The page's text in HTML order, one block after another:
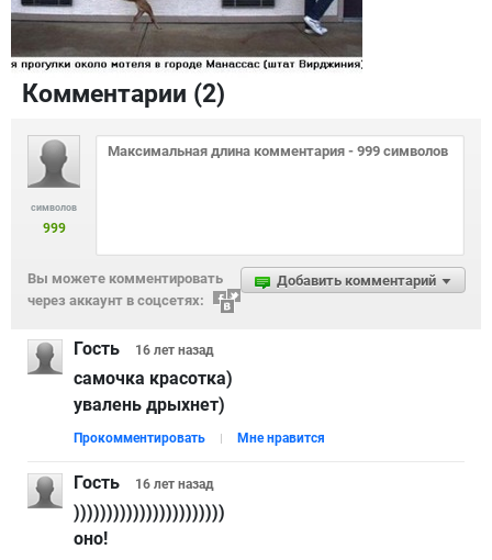
Комментарии (2)
символов
999
Добавить комментарий
Вы можете комментировать
через аккаунт в соцсетях:
Гость 16 лет назад
самочка красотка)
увалень дрыхнет)
Прокомментировать Мне нравится
Гость 16 лет назад
)))))))))))))))))))))))
оно!